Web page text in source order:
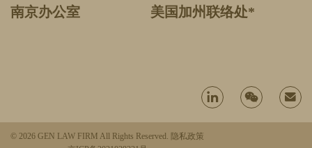
南京办公室 美国加州联络处*
© 2026 GEN LAW FIRM All Rights Reserved. 隐私政策